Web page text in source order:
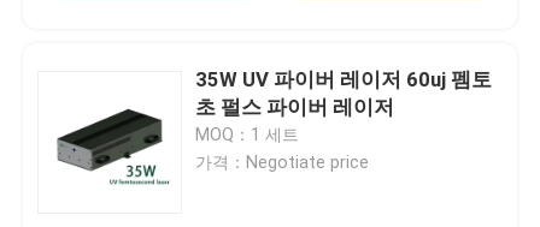
비디오
35W UV 파이버 레이저 60uj 펨토
초 펄스 파이버 레이저
MOQ：1 세트
가격：Negotiate price